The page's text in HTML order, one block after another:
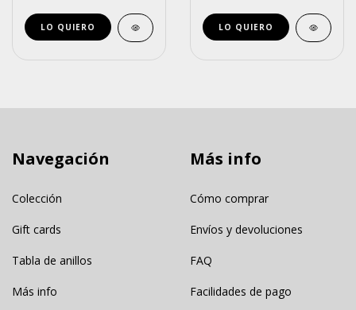
LO QUIERO LO QUIERO
Navegación
Colección
Gift cards
Tabla de anillos
Más info
Más info
Cómo comprar
Envíos y devoluciones
FAQ
Facilidades de pago